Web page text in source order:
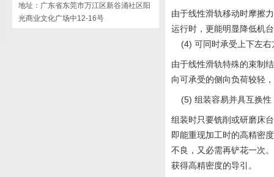
地址：广东省东莞市万江区新谷涌社区阳
光商业文化广场中12-16号
由于线性滑轨移动时摩擦
运行时，更能明显降低
(4) 可同时承受上下
由于线性滑轨特殊的束制
向可承受的侧向负荷较
(5) 组装容易并具互
组装时只要铣削或研磨床
即能重现加工时的高精密
不良，又必需再铲花一次
获得高精密度的导引